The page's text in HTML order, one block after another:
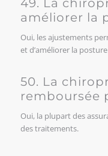
49. La
améliorer la
Oui, les ajustements
et d’améliorer la
50. La
remboursée
Oui, la plupart des
des traitements.